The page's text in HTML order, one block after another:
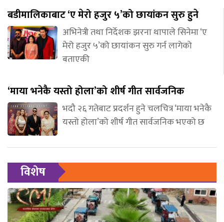
बडीमालिकाबाट ‘ए मेरो हजुर ५’को छायांकन सुरु हुने
अभिनेत्री तथा निर्देशक झरना थापाले सिनेमा ‘ए
मेरो हजुर ५’को छायांकन सुरु गर्न लागेको
बताएकी
‘माया भनेकै यस्तो होला’को शीर्ष गीत सार्वजनिक
भदौ २६ गतेबाट प्रदर्शन हुने चलचित्र ‘माया भनेकै
यस्तो होला’को शीर्ष गीत सार्वजनिक भएको छ
विशेष